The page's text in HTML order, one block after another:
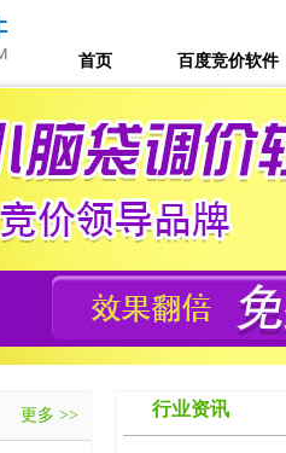
首页 百度竞价软件
行业资讯
更多 >>